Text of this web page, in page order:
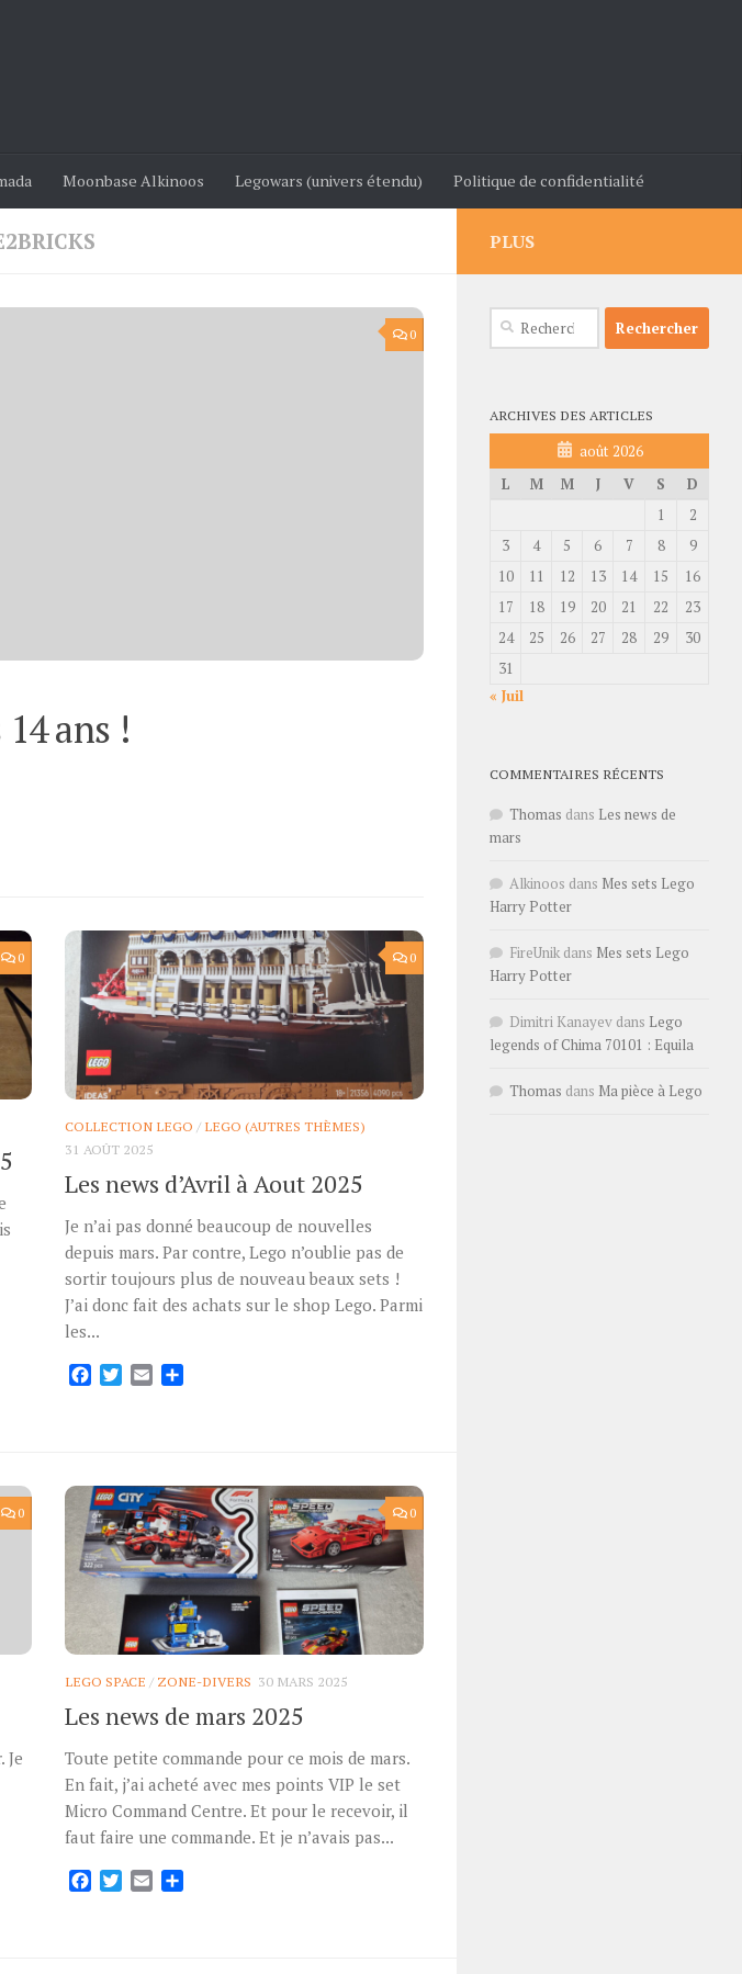
Moonbase Alkinoos Legowars (univers étendu) Politique de confidentialité
0
ans !
0 0
COLLECTION LEGO / LEGO (AUTRES THÈMES)
31 AOÛT 2025
Les news d’Avril à Aout 2025
Je n’ai pas donné beaucoup de nouvelles
depuis mars. Par contre, Lego n’oublie pas de
sortir toujours plus de nouveau beaux sets !
J’ai donc fait des achats sur le shop Lego. Parmi
les...
FacebookTwitter
Email
0
Je
0
LEGO SPACE / ZONE-DIVERS 30 MARS 2025
Les news de mars 2025
Toute petite commande pour ce mois de mars.
En fait, j’ai acheté avec mes points VIP le set
Micro Command Centre. Et pour le recevoir, il
faut faire une commande. Et je n’avais pas...
FacebookTwitter
Email
PLUS
Rechercher :
ARCHIVES DES ARTICLES
août 2026
L
M M J V S
D
1
2
3
4 5 6 7 8
9
10
11 12 13 14 15
16
17
18 19 20 21 22
23
24
25 26 27 28 29
30
31
« Juil
COMMENTAIRES RÉCENTS
Thomas dans Les news de
mars
Alkinoos dans Mes sets Lego
Harry Potter
FireUnik dans Mes sets Lego
Harry Potter
Dimitri Kanayev dans Lego
legends of Chima 70101 : Equila
Thomas dans Ma pièce à Lego